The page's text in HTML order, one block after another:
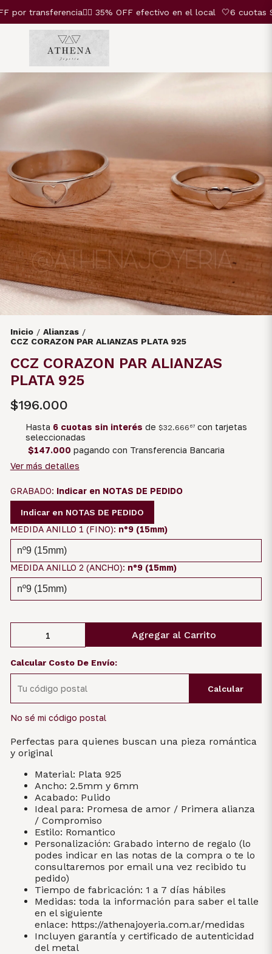
por transferencia❤️‍🔥 35% OFF efectivo en el local 🤍6 cuotas
Inicio / Alianzas /
CCZ CORAZON PAR ALIANZAS PLATA 925
CCZ CORAZON PAR ALIANZAS
PLATA 925
$196.000
Hasta 6 cuotas sin interés de $32.666 67con tarjetas
seleccionadas
$147.000 pagando con Transferencia Bancaria
Ver más detalles
GRABADO: Indicar en NOTAS DE PEDIDO
Indicar en NOTAS DE PEDIDO
MEDIDA ANILLO 1 (FINO): nº9 (15mm)
MEDIDA ANILLO 2 (ANCHO): nº9 (15mm)
Agregar al Carrito
Calcular Costo De Envío:
Calcular
No sé mi código postal
Perfectas para quienes buscan una pieza romántica
y original
Material: Plata 925
Ancho: 2.5mm y 6mm
Acabado: Pulido
Ideal para: Promesa de amor / Primera alianza
/ Compromiso
Estilo: Romantico
Personalización: Grabado interno de regalo (lo
podes indicar en las notas de la compra o te lo
consultaremos por email una vez recibido tu
pedido)
Tiempo de fabricación: 1 a 7 días hábiles
Medidas: toda la información para saber el talle
en el siguiente
enlace: https://athenajoyeria.com.ar/medidas
Incluyen garantía y certificado de autenticidad
del metal